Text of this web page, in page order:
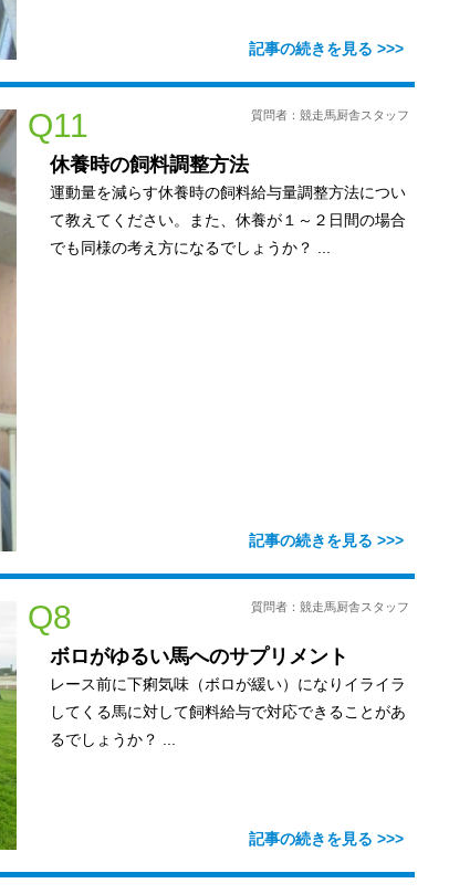
Q11 質問者：競走馬厨舎スタッフ
休養時の飼料調整方法
運動量を減らす休養時の飼料給与量調整方法につい
て教えてください。また、休養が１～２日間の場合
でも同様の考え方になるでしょうか？ ...
Q8 質問者：競走馬厨舎スタッフ
ボロがゆるい馬へのサプリメント
レース前に下痢気味（ボロが緩い）になりイライラ
してくる馬に対して飼料給与で対応できることがあ
るでしょうか？ ...